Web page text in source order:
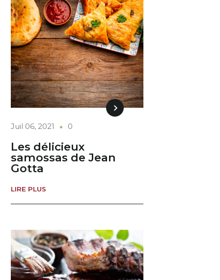
Juil 06, 2021 0
Les délicieux
samossas de Jean
Gotta
LIRE PLUS